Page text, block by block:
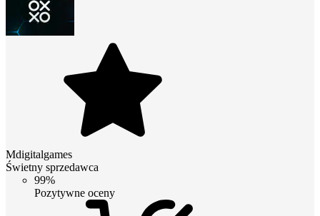
Mdigitalgames
Świetny sprzedawca
99%
Pozytywne oceny